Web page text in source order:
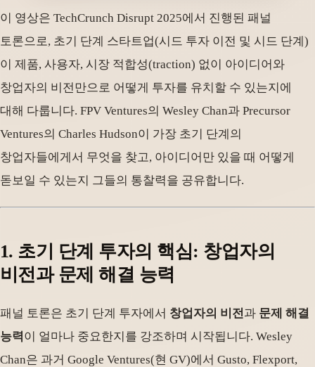
이 영상은 TechCrunch Disrupt 2025에서 진행된 패널
토론으로, 초기 단계 스타트업(시드 투자 이전 및 시드 단계)
이 제품, 사용자, 시장 적합성(traction) 없이 아이디어와
창업자의 비전만으로 어떻게 투자를 유치할 수 있는지에
대해 다룹니다. FPV Ventures의 Wesley Chan과 Precursor
Ventures의 Charles Hudson이 가장 초기 단계의
창업자들에게서 무엇을 찾고, 아이디어만 있을 때 어떻게
돋보일 수 있는지 그들의 통찰력을 공유합니다.
1. 초기 단계 투자의 핵심: 창업자의
비전과 문제 해결 능력
패널 토론은 초기 단계 투자에서 창업자의 비전 과 문제 해결
능력 이 얼마나 중요한지를 강조하며 시작됩니다. Wesley
Chan은 과거 Google Ventures(현 GV)에서 Gusto, Flexport,